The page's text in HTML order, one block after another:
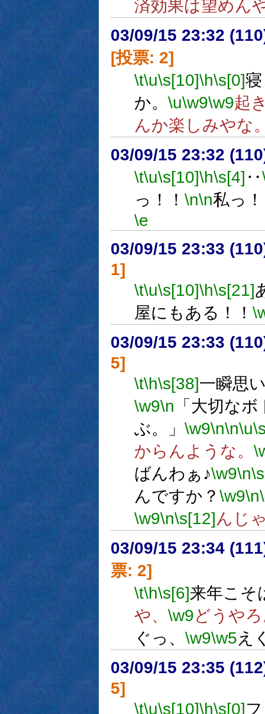
済効果は望めん
03/09/15 23:32
[投票: 2]
\t\u\s[10]\h\s[0]
か。 \u\w9\w9起
んか楽しみやな
03/09/15 23:32
\t\u\s[10]\h\s[4] ‥
っ！！ \n\n私っ
\e
03/09/15 23:33
1]
\t\u\s[10]\h\s[21]
屋にもある！！
03/09/15 23:33
5]
\t\h\s[38]一瞬思
\w9\n 「大切な
ぶ。」 \w9\n\n\u
からんような。
ばんわぁ♪\w9\n
んですか？ \w9\n
\w9\n\s[12]んじ
03/09/15 23:34
票: 2]
\t\h\s[6]来年こそ
や、 \w9どうや
ぐっ、 \w9\w5え
03/09/15 23:35
5]
\t\u\s[10]\h\s[0]